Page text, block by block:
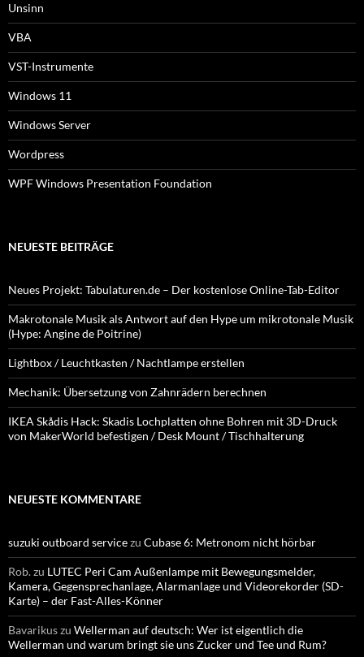
Unsinn
VBA
VST-Instrumente
Windows 11
Windows Server
Wordpress
WPF Windows Presentation Foundation
NEUESTE BEITRÄGE
Neues Projekt: Tabulaturen.de – Der kostenlose Online-Tab-Editor
Makrotonale Musik als Antwort auf den Hype um mikrotonale Musik
(Hype: Angine de Poitrine)
Lightbox / Leuchtkasten / Nachtlampe erstellen
Mechanik: Übersetzung von Zahnrädern berechnen
IKEA Skådis Hack: Skadis Lochplatten ohne Bohren mit 3D-Druck
von MakerWorld befestigen / Desk Mount / Tischhalterung
NEUESTE KOMMENTARE
suzuki outboard servicezu Cubase 6: Metronom nicht hörbar
Rob.zu LUTEC Peri Cam Außenlampe mit Bewegungsmelder,
Kamera, Gegensprechanlage, Alarmanlage und Videorekorder (SD-
Karte) – der Fast-Alles-Könner
Bavarikuszu Wellerman auf deutsch: Wer ist eigentlich die
Wellerman und warum bringt sie uns Zucker und Tee und Rum?